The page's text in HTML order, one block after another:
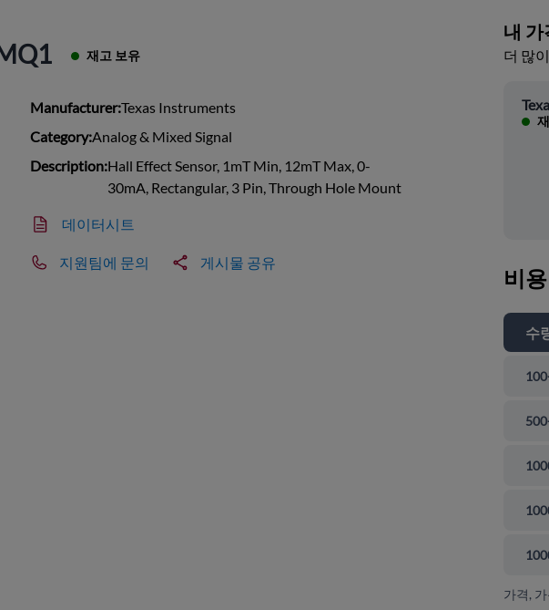
재고 보유
Manufacturer:Texas Instruments
Category:Analog & Mixed Signal
Description:Hall Effect Sensor, 1mT Min, 12mT Max, 0-
30mA, Rectangular, 3 Pin, Through Hole Mount
데이터시트
지원팀에 문의 게시물 공유
내 가
더 많
비용
수
가격,